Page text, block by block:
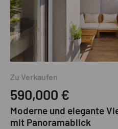
Zu Verkaufen
590,000 €
Moderne und elegante
mit Panoramablick